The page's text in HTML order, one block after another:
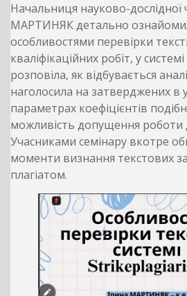
Начальниця науково-
МАРТИНЯК детально
особливостями перевірки
кваліфікаційних робіт, у
розповіла, як відбувається
наголосила на затверджених в
параметрах коефіцієнтів
можливість допущення роботи
Учасниками семінару вкотре
моменти визнання текстових
плагіатом.